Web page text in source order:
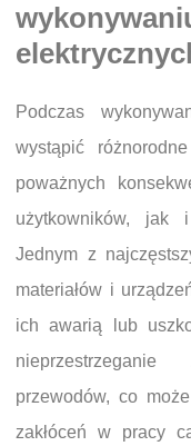
Podczas
wystąpić
poważnych
użytkowników, jak
Jednym z
materiałów i
ich awarią lub
przewodów, co
zakłóceń w pracy